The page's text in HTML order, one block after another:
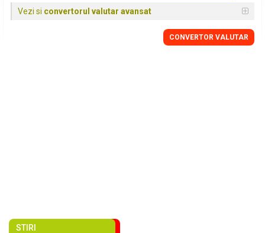
Vezi si convertorul valutar avansat
CONVERTOR VALUTAR
STIRI